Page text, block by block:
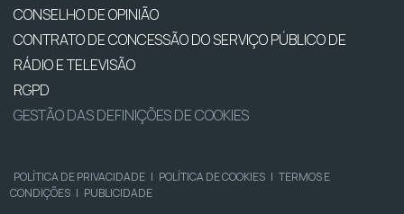
CONSELHO DE OPINIÃO
CONTRATO DE CONCESSÃO DO SERVIÇO PÚBLICO DE
RÁDIO E TELEVISÃO
RGPD
GESTÃO DAS DEFINIÇÕES DE COOKIES
POLÍTICA DE PRIVACIDADE | POLÍTICA DE COOKIES | TERMOS E
CONDIÇÕES | PUBLICIDADE